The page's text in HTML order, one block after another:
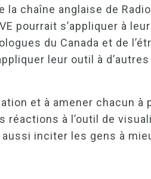
chaîne anglaise de
pourrait s’appliquer à
du Canada et de
leur outil à
et à amener chacun
à l’outil de
inciter les gens à